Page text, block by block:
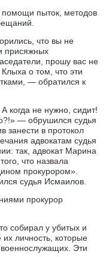
пыток, методов
что вы не
присяжных
прошу вас не
о том, что эти
— обратился к
когда не нужно, сидит!
— обрушился судья
занести в протокол
адвокатам судья
так, адвокат Марина
что назвала
прокурором».
судья Исмаилов.
прокурор
собирал у убитых и
личность, которые
Эти